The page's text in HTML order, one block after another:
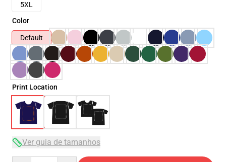
5XL
Color
Default
Print Location
Ver guia de tamanhos